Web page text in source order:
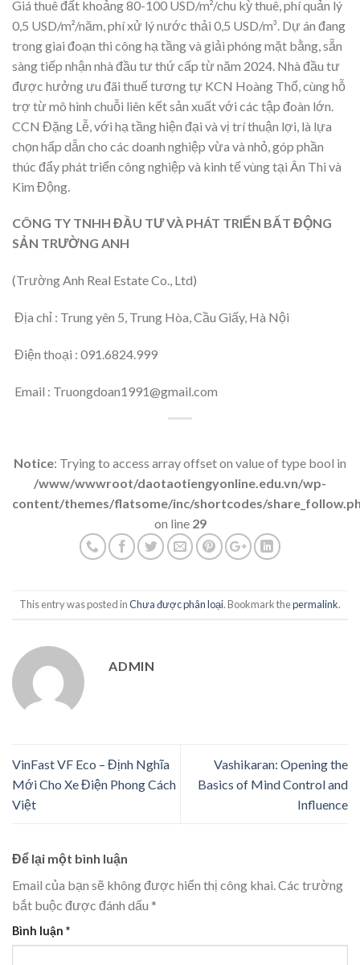
Giá thuê đất khoảng 80-100 USD/m²/chu kỳ thuê, phí quản lý
0,5 USD/m²/năm, phí xử lý nước thải 0,5 USD/m³. Dự án đang
trong giai đoạn thi công hạ tầng và giải phóng mặt bằng, sẵn
sàng tiếp nhận nhà đầu tư thứ cấp từ năm 2024. Nhà đầu tư
được hưởng ưu đãi thuế tương tự KCN Hoàng Thổ, cùng hỗ
trợ từ mô hình chuỗi liên kết sản xuất với các tập đoàn lớn.
CCN Đặng Lễ, với hạ tầng hiện đại và vị trí thuận lợi, là lựa
chọn hấp dẫn cho các doanh nghiệp vừa và nhỏ, góp phần
thúc đẩy phát triển công nghiệp và kinh tế vùng tại Ân Thi và
Kim Động.
CÔNG TY TNHH ĐẦU TƯ VÀ PHÁT TRIỂN BẤT ĐỘNG
SẢN TRƯỜNG ANH
(Trường Anh Real Estate Co., Ltd)
Địa chỉ : Trung yên 5, Trung Hòa, Cầu Giấy, Hà Nội
Điện thoại : 091.6824.999
Email : Truongdoan1991@gmail.com
Notice: Trying to access array offset on value of type bool in
/www/wwwroot/daotaotiengyonline.edu.vn/wp-
content/themes/flatsome/inc/shortcodes/
on line 29
This entry was posted inChưa được phân loại. Bookmark thepermalink.
ADMIN
VinFast VF Eco – Định Nghĩa
Mới Cho Xe Điện Phong Cách
Việt
Vashikaran: Opening the
Basics of Mind Control and
Influence
Để lại một bình luận
Email của bạn sẽ không được hiển thị công khai.Các trường
bắt buộc được đánh dấu *
Bình luận *